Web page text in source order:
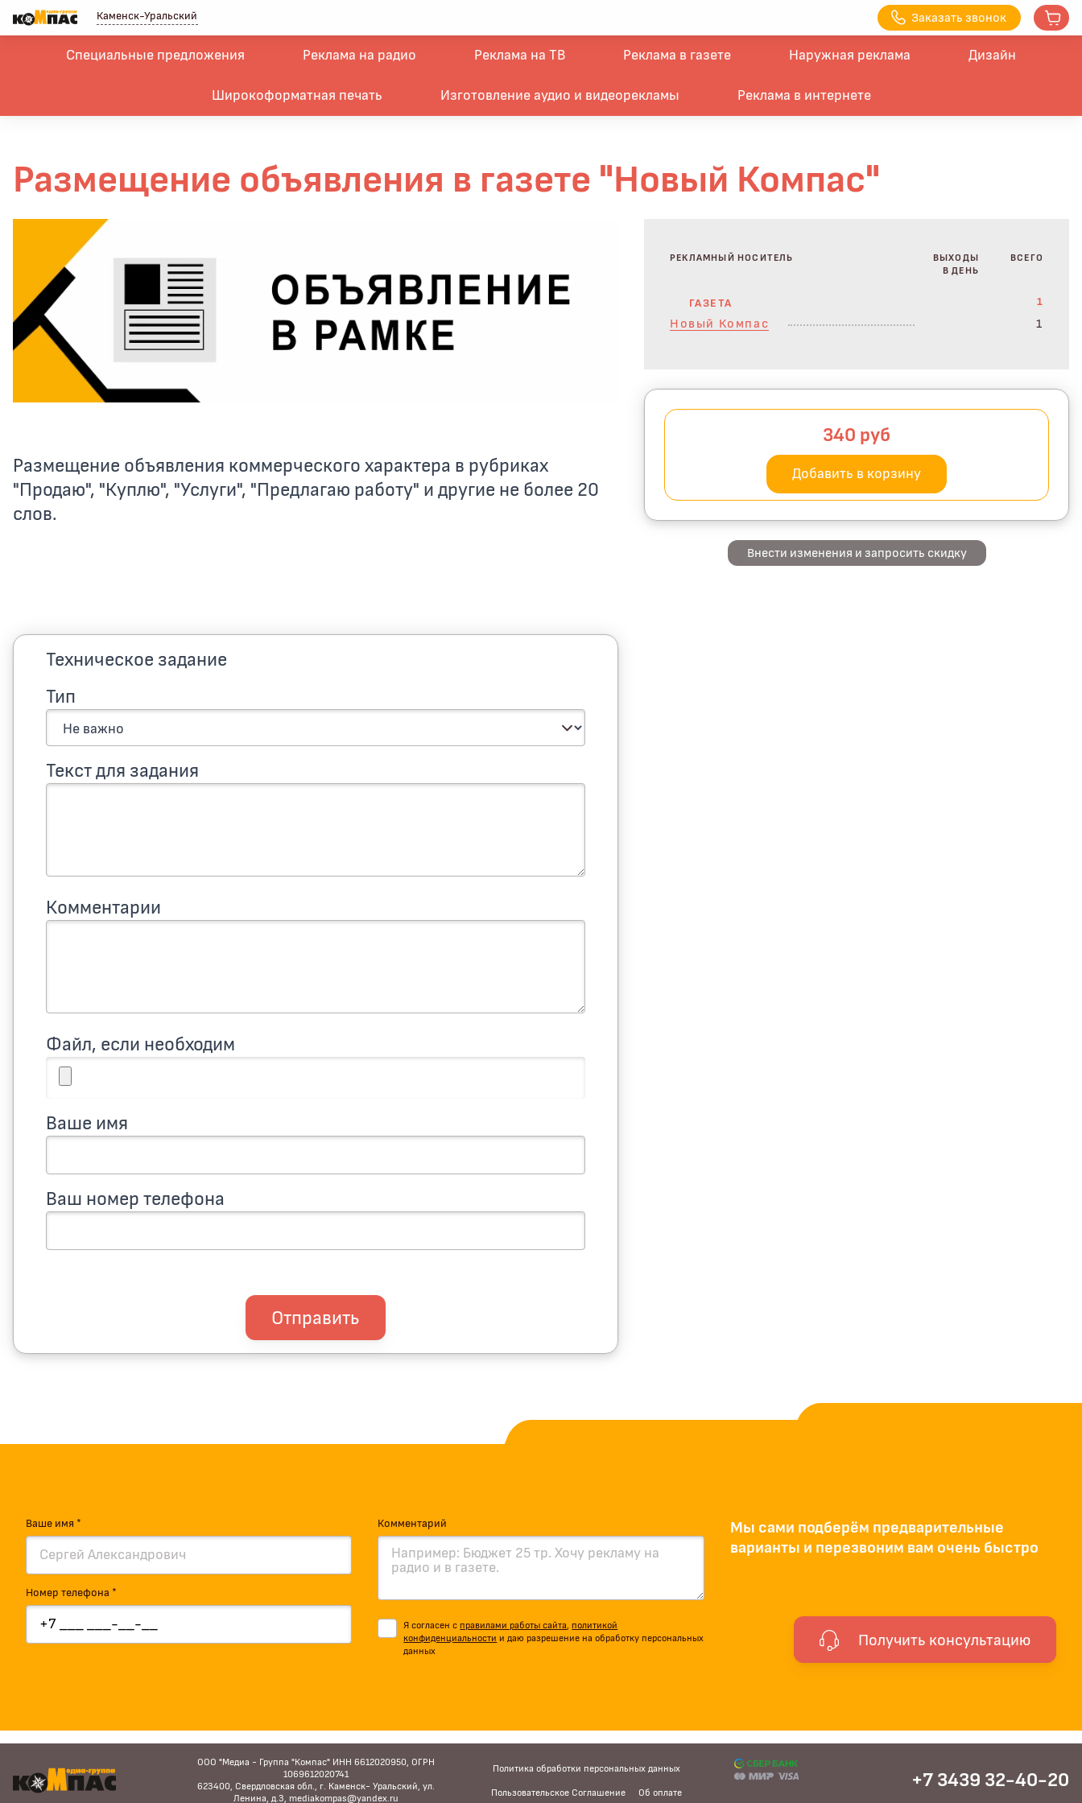
Каменск-Уральский Заказать звонок
Специальные предложения Реклама на радио Реклама на ТВ Реклама в газете Наружная реклама Дизайн
Широкоформатная печать Изготовление аудио и видеорекламы Реклама в интернете
Размещение объявления в газете "Новый Компас"
Размещение объявления коммерческого характера в рубриках
"Продаю", "Куплю", "Услуги", "Предлагаю работу" и другие не более 20
слов.
Техническое задание
Тип
Текст для задания
Комментарии
Файл, если необходим
Ваше имя
Ваш номер телефона
Отправить
РЕКЛАМНЫЙ НОСИТЕЛЬ
ВЫХОДЫ
В ДЕНЬ
ВСЕГО
ГАЗЕТА 1
Новый Компас 1
340 руб
Добавить в корзину
Внести изменения и запросить скидку
Ваше имя *
Номер телефона *
Комментарий
Я согласен с правилами работы сайта
политикой
конфиденциальности и даю разрешение на обработку персональных
данных
Мы сами подберём предварительные
варианты и перезвоним вам очень быстро
Получить консультацию
ООО "Медиа - Группа "Компас" ИНН 6612020950, ОГРН
1069612020741
623400, Свердловская обл., г. Каменск- Уральский, ул.
Ленина, д.3, mediakompas@yandex.ru
Политика обработки персональных данных
Пользовательское Соглашение Об оплате
+7 3439 32-40-20